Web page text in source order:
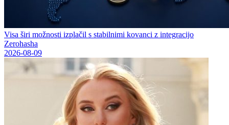
Visa širi možnosti izplačil s stabilnimi kovanci z integracijo
Zerohasha
2026-08-09